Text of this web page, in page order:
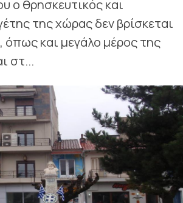
ο θρησκευτικός και
της χώρας δεν βρίσκεται
όπως και μεγάλο μέρος της
στ...